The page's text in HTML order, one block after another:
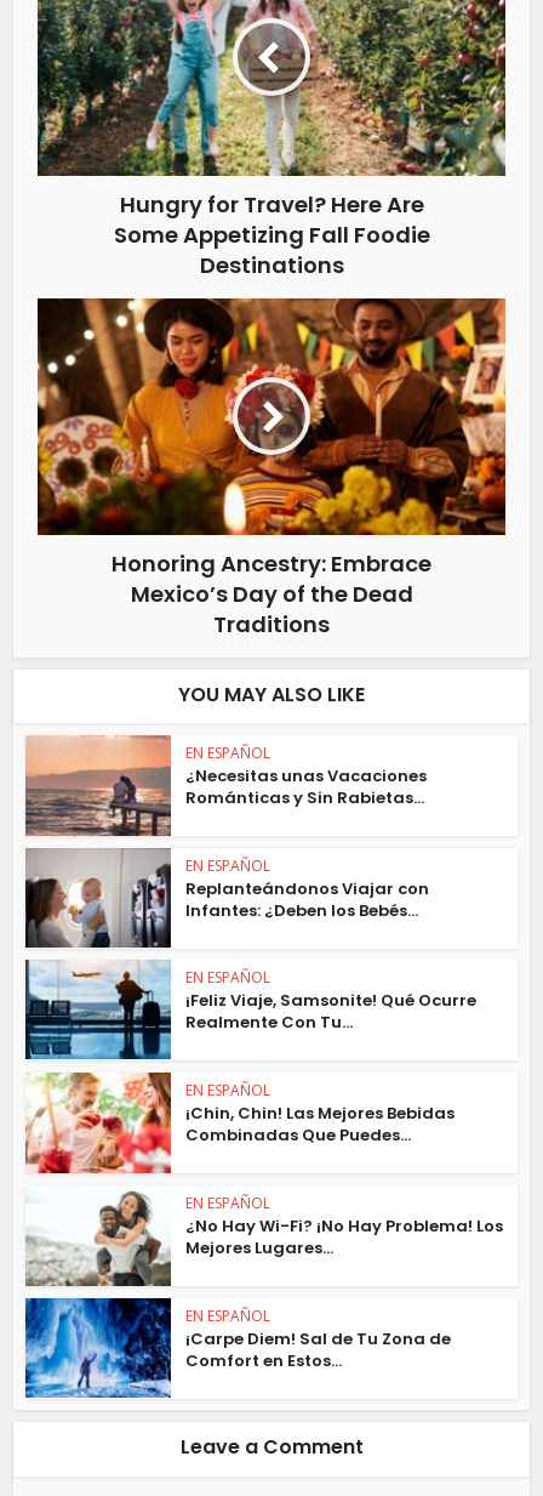
Hungry for Travel? Here Are
Some Appetizing Fall Foodie
Destinations
Honoring Ancestry: Embrace
Mexico’s Day of the Dead
Traditions
YOU MAY ALSO LIKE
EN ESPAÑOL
¿Necesitas unas Vacaciones
Románticas y Sin Rabietas...
EN ESPAÑOL
Replanteándonos Viajar con
Infantes: ¿Deben los Bebés...
EN ESPAÑOL
¡Feliz Viaje, Samsonite! Qué Ocurre
Realmente Con Tu...
EN ESPAÑOL
¡Chin, Chin! Las Mejores Bebidas
Combinadas Que Puedes...
EN ESPAÑOL
¿No Hay Wi-Fi? ¡No Hay Problema! Los
Mejores Lugares...
EN ESPAÑOL
¡Carpe Diem! Sal de Tu Zona de
Comfort en Estos...
Leave a Comment